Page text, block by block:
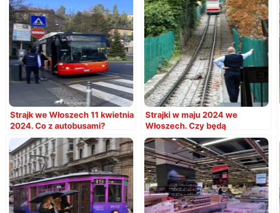
Strajk we Włoszech 11 kwietnia
2024. Co z autobusami?
Strajki w maju 2024 we
Włoszech. Czy będą
utrudnienia? Daty